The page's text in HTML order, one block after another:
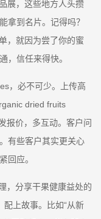
展，这些地方人头攒
拿到名片。记得吗？
，就因为尝了你的蜜
，信任来得快。
，必不可少。上传高
dried fruits
报价，多互动。客户问
有些客户其实更关心
回应。
，分享干果健康益处的
上故事。比如“从新